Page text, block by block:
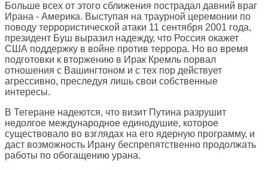
Больше всех от этого сближения пострадал давний враг
Ирана - Америка. Выступая на траурной церемонии по
поводу террористической атаки 11 сентября 2001 года,
президент Буш выразил надежду, что Россия окажет
США поддержку в войне против террора. Но во время
подготовки к вторжению в Ирак Кремль порвал
отношения с Вашингтоном и с тех пор действует
агрессивно, преследуя лишь свои собственные
интересы.
В Тегеране надеются, что визит Путина разрушит
недолгое международное единодушие, которое
существовало во взглядах на его ядерную программу, и
даст возможность Ирану беспрепятственно продолжать
работы по обогащению урана.